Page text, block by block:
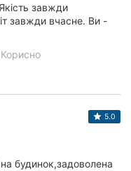
завжди
завжди вчасне. Ви -
Корисно
5.0
будинок,задоволена